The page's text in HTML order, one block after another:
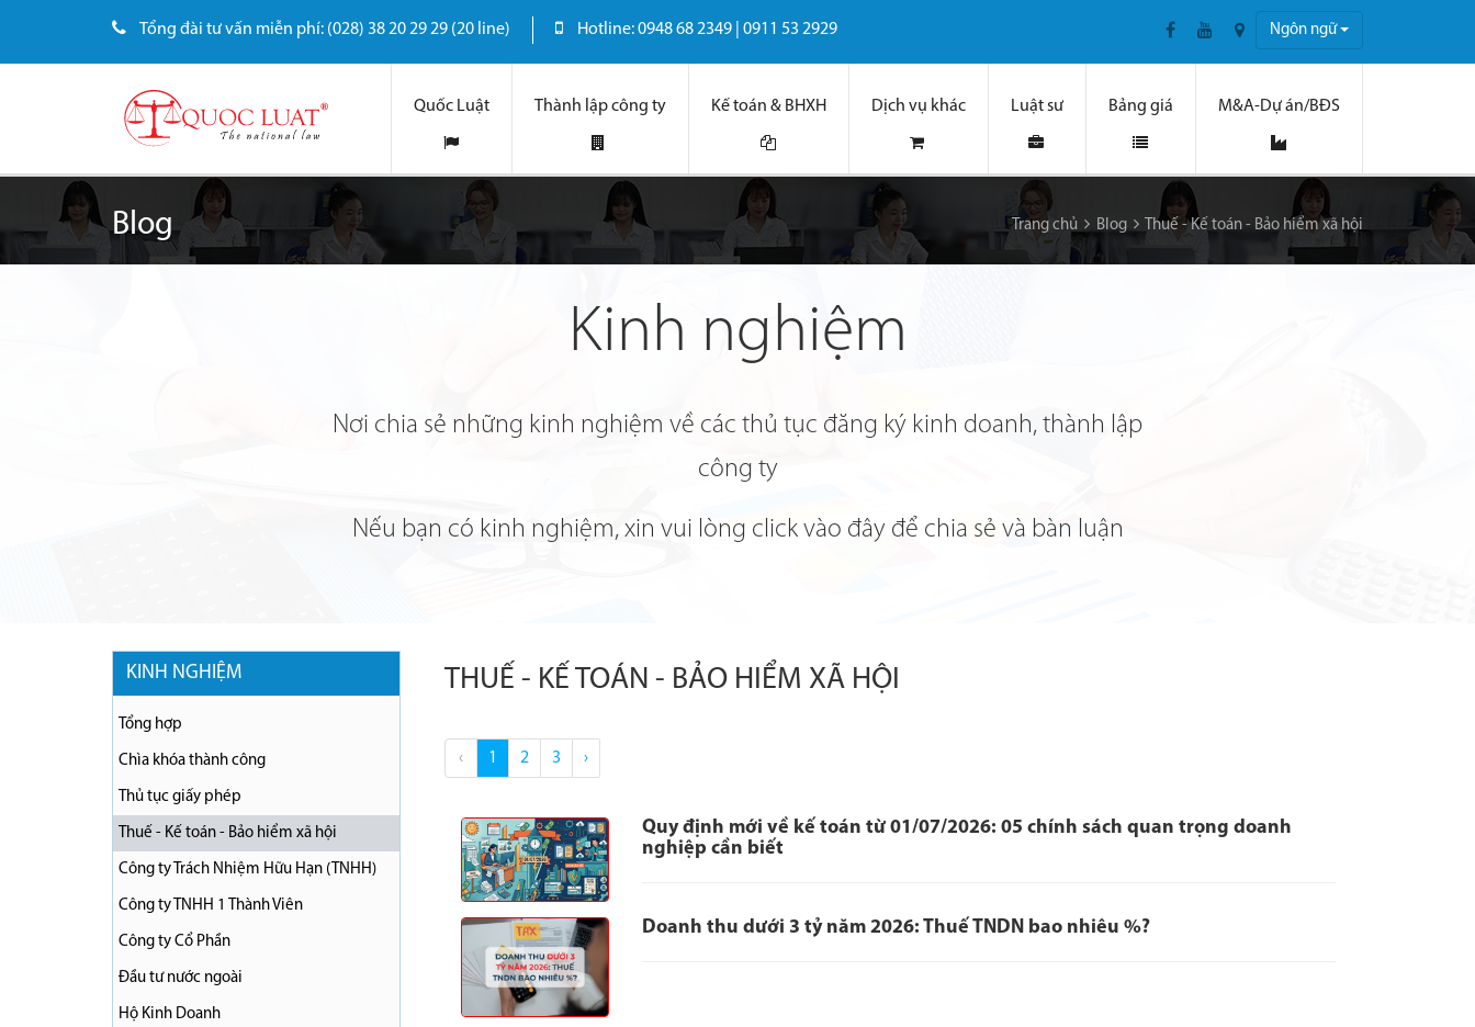
Tổng đài tư vấn miễn phí: (028) 38 20 29 29 (20 line) Hotline: 0948 68 2349 | 0911 53 2929 Ngôn ngữ
Quốc Luật Thành lập công ty Kế toán & BHXH Dịch vụ khác Luật sư Bảng giá M&A-Dự án/BĐS
Blog Trang chủ Blog Thuế - Kế toán - Bảo hiểm xã hội
Kinh nghiệm
Nơi chia sẻ những kinh nghiệm về các thủ tục đăng ký kinh doanh, thành lập
công ty
Nếu bạn có kinh nghiệm, xin vui lòng click vào đây để chia sẻ và bàn luận
KINH NGHIỆM
Tổng hợp
Chìa khóa thành công
Thủ tục giấy phép
Thuế - Kế toán - Bảo hiểm xã hội
Công ty Trách Nhiệm Hữu Hạn (TNHH)
Công ty TNHH 1 Thành Viên
Công ty Cổ Phần
Đầu tư nước ngoài
Hộ Kinh Doanh
THUẾ - KẾ TOÁN - BẢO HIỂM XÃ HỘI
‹ 1 2 3 ›
Quy định mới về kế toán từ 01/07/2026: 05 chính sách quan trọng doanh
nghiệp cần biết
Doanh thu dưới 3 tỷ năm 2026: Thuế TNDN bao nhiêu %?